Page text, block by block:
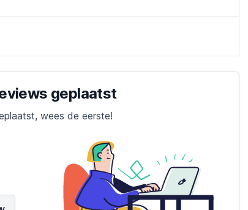
geplaatst
wees de eerste!